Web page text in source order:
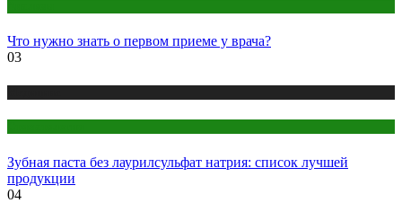
Что нужно знать о первом приеме у врача?
03
Зубная паста без лаурилсульфат натрия: список лучшей
продукции
04